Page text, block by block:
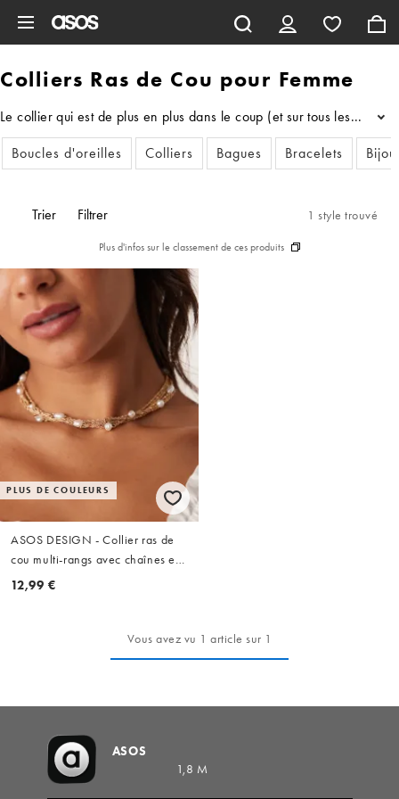
Colliers Ras de Cou pour Femme
Le collier qui est de plus en plus dans le coup (et sur tous les...
Boucles d'oreilles
Colliers Bagues Bracelets
Trier Filtrer 1 style trouvé
Plus d'infos sur le classement de ces produits
PLUS DE COULEURS
ASOS DESIGN - Collier ras de
cou multi-rangs avec chaînes et
perles synthétiques - Doré
12,99 €
Vous avez vu 1 article sur 1
ASOS
1,8 M